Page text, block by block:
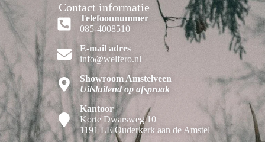
Contact informatie
Telefoonnummer
085-4008510
E-mail adres
info@welfero.nl
Showroom Amstelveen
Uitsluitend op afspraak
Kantoor
Korte Dwarsweg 10
1191 LE Ouderkerk aan de Amstel